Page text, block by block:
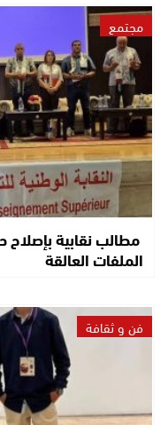
مجتمع
مطالب نقابية بإصلاح
الملفات العالقة
فن و ثقافة